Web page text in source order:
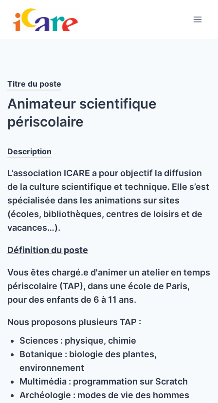
contenu
Titre du poste
Animateur scientifique
périscolaire
Description
L’association ICARE a pour objectif la diffusion
de la culture scientifique et technique. Elle s’est
spécialisée dans les animations sur sites
(écoles, bibliothèques, centres de loisirs et de
vacances…).
Définition du poste
Vous êtes chargé.e d'animer un atelier en temps
périscolaire (TAP), dans une école de Paris,
pour des enfants de 6 à 11 ans.
Nous proposons plusieurs TAP :
Sciences : physique, chimie
Botanique : biologie des plantes,
environnement
Multimédia : programmation sur Scratch
Archéologie : modes de vie des hommes